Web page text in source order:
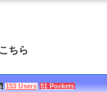
ちら
153 Users 51 Pockets